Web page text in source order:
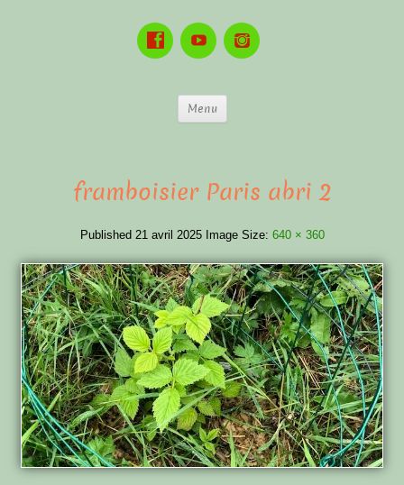
Menu
framboisier Paris abri 2
Published 21 avril 2025 Image Size: 640 × 360